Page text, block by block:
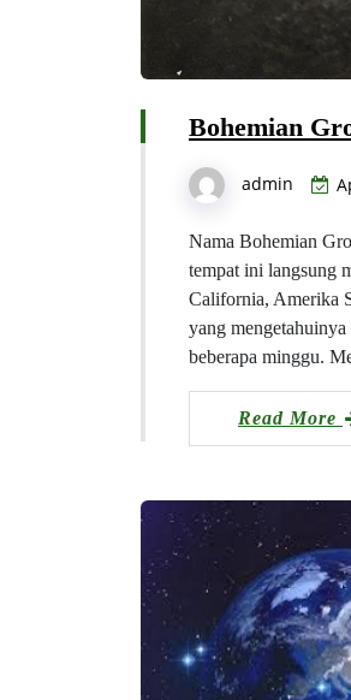
Bohemian
admin
Nama Bohemian
tempat ini langsung
California, Amerika
yang
beberapa minggu.
Read More